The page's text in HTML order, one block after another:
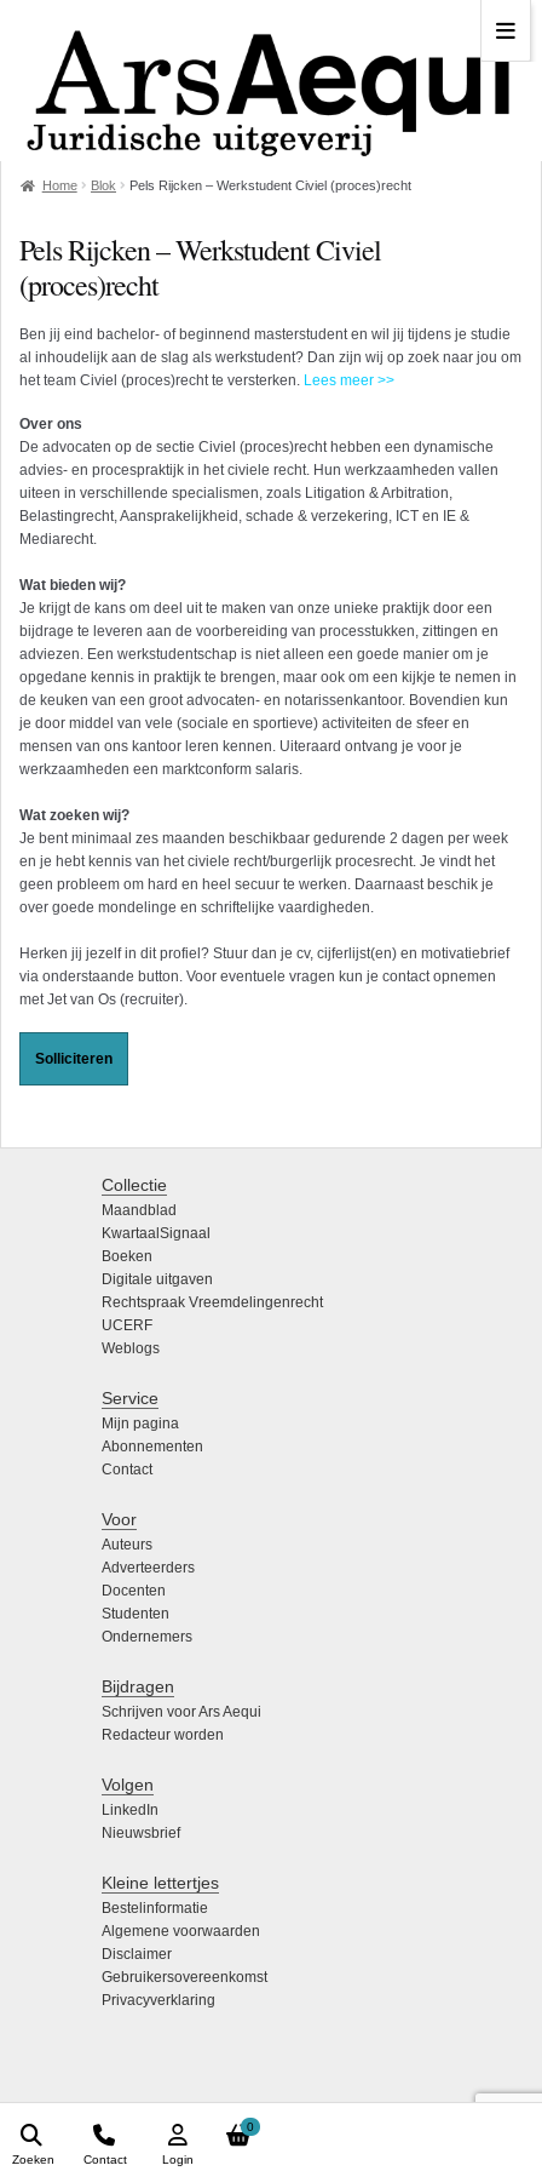
0
Login
Contact
Zoeken
Home Blok Pels Rijcken – Werkstudent Civiel (proces)recht
Pels Rijcken – Werkstudent Civiel
(proces)recht
Ben jij eind bachelor- of beginnend masterstudent en wil jij tijdens je studie
al inhoudelijk aan de slag als werkstudent? Dan zijn wij op zoek naar jou om
het team Civiel (proces)recht te versterken. Lees meer >>
Over ons
De advocaten op de sectie Civiel (proces)recht hebben een dynamische
advies- en procespraktijk in het civiele recht. Hun werkzaamheden vallen
uiteen in verschillende specialismen, zoals Litigation & Arbitration,
Belastingrecht, Aansprakelijkheid, schade & verzekering, ICT en IE &
Mediarecht.
Wat bieden wij?
Je krijgt de kans om deel uit te maken van onze unieke praktijk door een
bijdrage te leveren aan de voorbereiding van processtukken, zittingen en
adviezen. Een werkstudentschap is niet alleen een goede manier om je
opgedane kennis in praktijk te brengen, maar ook om een kijkje te nemen in
de keuken van een groot advocaten- en notarissenkantoor. Bovendien kun
je door middel van vele (sociale en sportieve) activiteiten de sfeer en
mensen van ons kantoor leren kennen. Uiteraard ontvang je voor je
werkzaamheden een marktconform salaris.
Wat zoeken wij?
Je bent minimaal zes maanden beschikbaar gedurende 2 dagen per week
en je hebt kennis van het civiele recht/burgerlijk procesrecht. Je vindt het
geen probleem om hard en heel secuur te werken. Daarnaast beschik je
over goede mondelinge en schriftelijke vaardigheden.
Herken jij jezelf in dit profiel? Stuur dan je cv, cijferlijst(en) en motivatiebrief
via onderstaande button. Voor eventuele vragen kun je contact opnemen
met Jet van Os (recruiter).
Solliciteren
Collectie
Maandblad
KwartaalSignaal
Boeken
Digitale uitgaven
Rechtspraak Vreemdelingenrecht
UCERF
Weblogs
Service
Mijn pagina
Abonnementen
Contact
Voor
Auteurs
Adverteerders
Docenten
Studenten
Ondernemers
Bijdragen
Schrijven voor Ars Aequi
Redacteur worden
Volgen
LinkedIn
Nieuwsbrief
Kleine lettertjes
Bestelinformatie
Algemene voorwaarden
Disclaimer
Gebruikersovereenkomst
Privacyverklaring